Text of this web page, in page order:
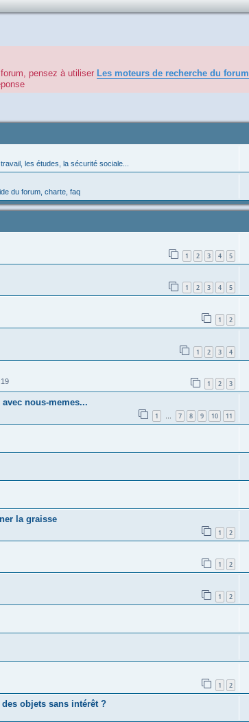
pensez à utiliser Les moteurs de recherche du forum
les études, la sécurité sociale...
du forum, charte, faq
1 2 3 4 5
1 2 3 4 5
1 2
1 2 3 4
1 2 3
nous-memes...
1 … 7 8 9 10 11
la graisse
1 2
1 2
1 2
1 2
objets sans intérêt ?